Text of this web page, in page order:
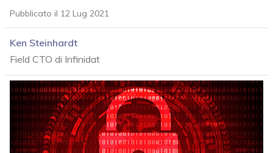
Pubblicato il 12 Lug 2021
Ken Steinhardt
Field CTO di Infinidat